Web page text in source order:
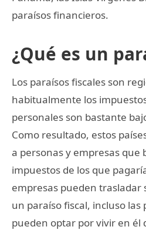
paraísos financieros.
¿Qué es un
Los paraísos fiscales son
habitualmente los
personales son bastante
Como resultado, estos
a personas y empresas que
impuestos de los que
empresas pueden trasladar
un paraíso fiscal, incluso las
pueden optar por vivir en